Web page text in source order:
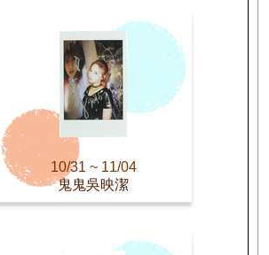
10/31 ~ 11/04
鬼鬼吳映潔